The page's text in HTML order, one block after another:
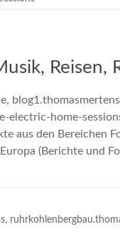
Reisen,
electric-home-
aus den Bereichen
(Berichte und
,